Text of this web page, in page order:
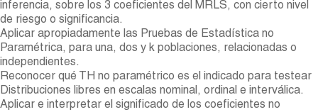
inferencia, sobre los 3 coeficientes del MRLS, con cierto nivel
de riesgo o significancia.
Aplicar apropiadamente las Pruebas de Estadística no
Paramétrica, para una, dos y k poblaciones, relacionadas o
independientes.
Reconocer qué TH no paramétrico es el indicado para testear
Distribuciones libres en escalas nominal, ordinal e interválica.
Aplicar e interpretar el significado de los coeficientes no